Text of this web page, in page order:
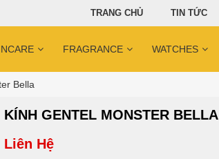
TRANG CHỦ TIN TỨC
FRAGRANCE WATCHES
Bella
KÍNH GENTEL MONSTER BELLA
Liên Hệ